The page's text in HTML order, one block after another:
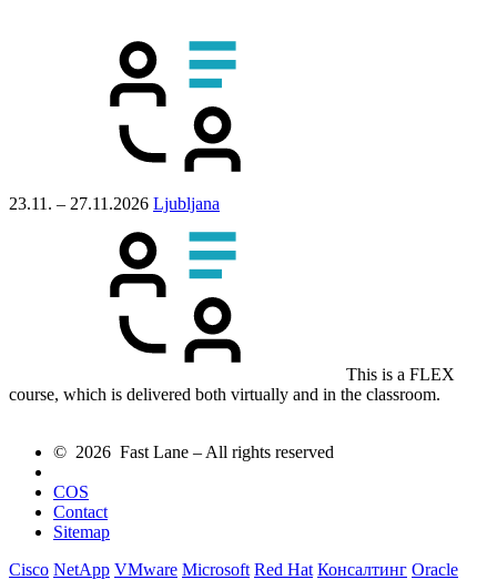
23.11. – 27.11.2026 Ljubljana
This is a FLEX
course, which is delivered both virtually and in the classroom.
© 2026 Fast Lane – All rights reserved
COS
Contact
Sitemap
Cisco NetApp VMware Microsoft Red Hat Консалтинг Oracle